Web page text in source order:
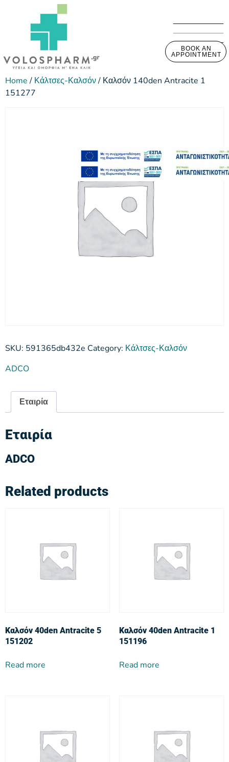
BOOK AN
APPOINTMENT
Home/ Κάλτσες-Καλσόν/ Καλσόν 140den Antracite 1
151277
SKU: 591365db432e Category: Κάλτσες-Καλσόν
ADCO
Εταιρία
Εταιρία
ADCO
Related products
Καλσόν 40den Antracite 5
151202
Read more
Καλσόν 40den Antracite 1
151196
Read more